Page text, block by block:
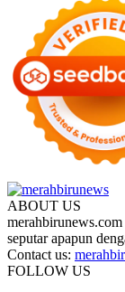
ABOUT US
seputar apapun
Contact us:
FOLLOW US